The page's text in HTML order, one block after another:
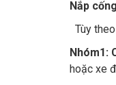
Nắp
Tùy
Nhóm1:
hoặc xe